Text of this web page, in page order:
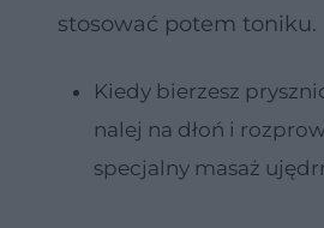
stosować potem toniku.
Kiedy bierzesz
nalej na dłoń i
specjalny masaż